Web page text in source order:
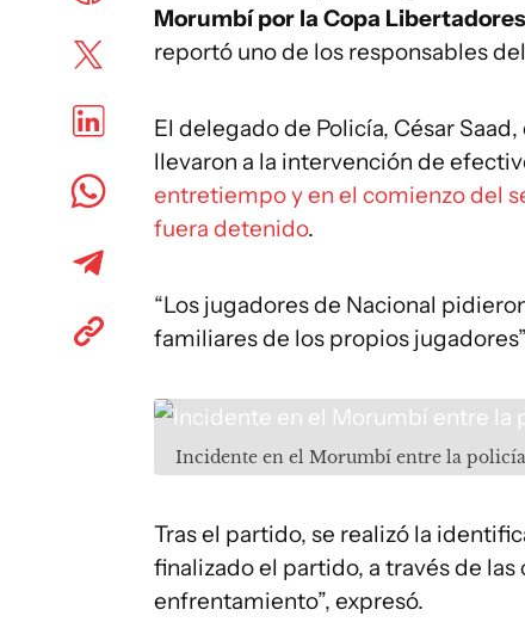
Morumbí por la Copa Libertadores
reportó uno de los responsables
El delegado de Policía, César
llevaron a la intervención de
entretiempo y en el comienzo del
fuera detenido.
“Los jugadores de Nacional
familiares de los propios
Incidente en el Morumbí entre la
Tras el partido, se realizó la
finalizado el partido, a través de
enfrentamiento”, expresó.